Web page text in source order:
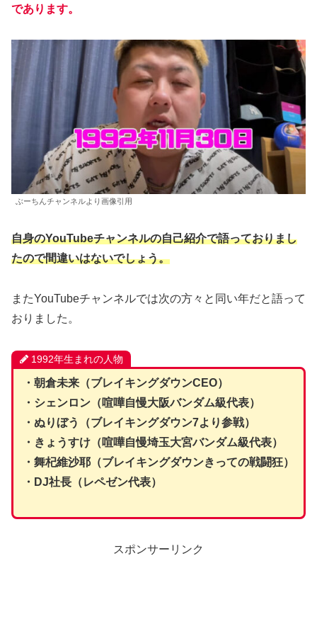
であります。
ぶーちんチャンネルより画像引用
自身のYouTubeチャンネルの自己紹介で語っておりまし
たので間違いはないでしょう。
またYouTubeチャンネルでは次の方々と同い年だと語って
おりました。
1992年生まれの人物
・朝倉未来（ブレイキングダウンCEO）
・シェンロン（喧嘩自慢大阪バンダム級代表）
・ぬりぼう（ブレイキングダウン7より参戦）
・きょうすけ（喧嘩自慢埼玉大宮バンダム級代表）
・舞杞維沙耶（ブレイキングダウンきっての戦闘狂）
・DJ社長（レペゼン代表）
スポンサーリンク